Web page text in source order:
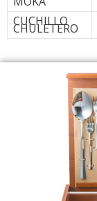
CUCHILLO
CHULETERO